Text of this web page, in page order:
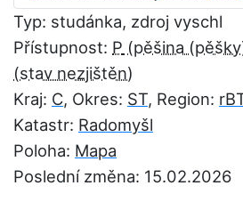
Typ: studánka, zdroj vyschl
Přístupnost: P
Kraj: C, Okres: ST, Region:
Katastr: Radomyšl
Poloha: Mapa
Poslední změna: 15.02.2026